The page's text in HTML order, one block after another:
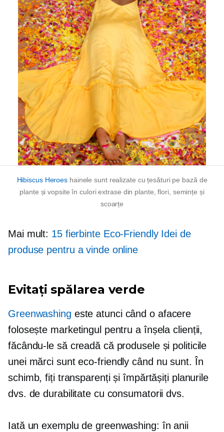
Hibiscus Heroes hainele sunt realizate cu țesături pe bază de
plante și vopsite în culori extrase din plante, flori, semințe și
scoarțe
Mai mult: 15 fierbinte Eco-FriendlyIdei de
produse pentru a vinde online
Evitați spălarea verde
Greenwashing este atunci când o afacere
folosește marketingul pentru a înșela clienții,
făcându-le să creadă că produsele și politicile
unei mărci sunteco-friendly când nu sunt. În
schimb, fiți transparenți și împărtășiți planurile
dvs. de durabilitate cu consumatorii dvs.
Iată un exemplu de greenwashing: în anii